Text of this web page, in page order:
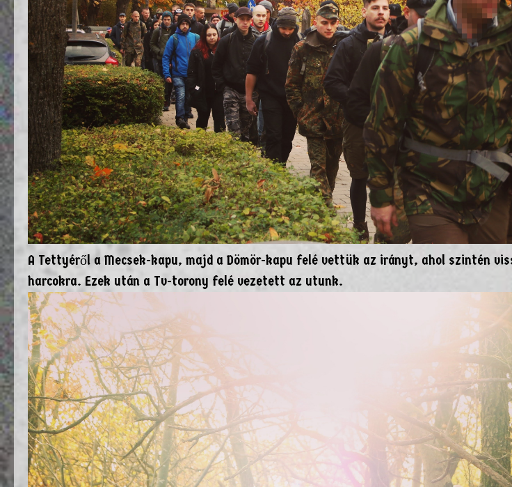
A Tettyéről a Mecsek-kapu, majd a Dömör-kapu felé vettük az irányt, ahol szintén
harcokra. Ezek után a Tv-torony felé vezetett az utunk.